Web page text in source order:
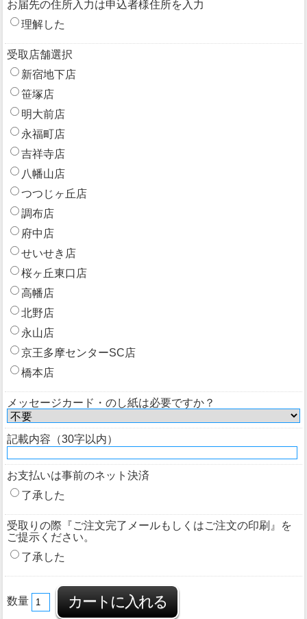
お届先の住所入力は申込者様住所を入力
理解した
受取店舗選択
新宿地下店
笹塚店
明大前店
永福町店
吉祥寺店
八幡山店
つつじヶ丘店
調布店
府中店
せいせき店
桜ヶ丘東口店
高幡店
北野店
永山店
京王多摩センターSC店
橋本店
メッセージカード・のし紙は必要ですか？
記載内容（30字以内）
お支払いは事前のネット決済
了承した
受取りの際『ご注文完了メールもしくはご注文の印刷』を
ご提示ください。
了承した
数量